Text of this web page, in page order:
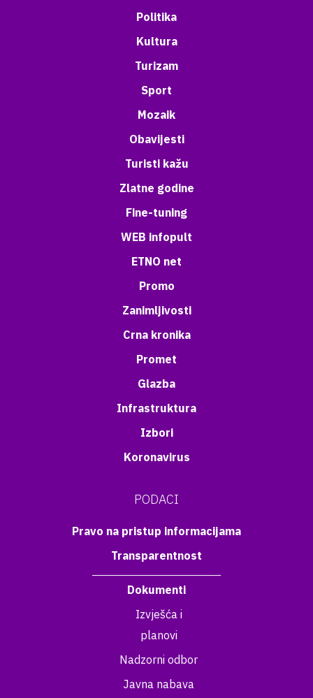
Politika
Kultura
Turizam
Sport
Mozaik
Obavijesti
Turisti kažu
Zlatne godine
Fine-tuning
WEB infopult
ETNO net
Promo
Zanimljivosti
Crna kronika
Promet
Glazba
Infrastruktura
Izbori
Koronavirus
PODACI
Pravo na pristup informacijama
Transparentnost
Dokumenti
Izvješća i
planovi
Nadzorni odbor
Javna nabava